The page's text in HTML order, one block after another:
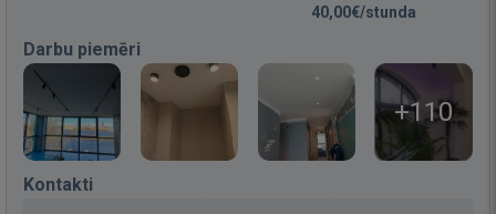
40,00€/stunda
Darbu piemēri
+110
Kontakti